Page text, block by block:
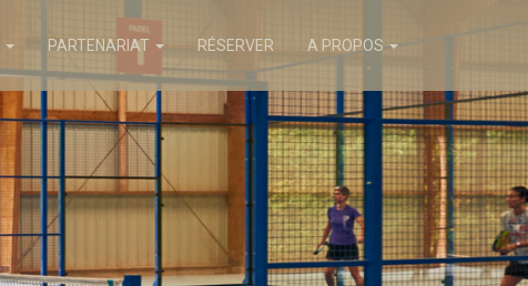
PARTENARIAT RÉSERVER A PROPOS